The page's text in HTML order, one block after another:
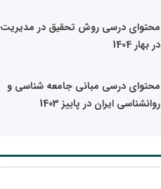
محتوای درسی روش تحقیق در مدیریت
در بهار 1404
محتوای درسی مبانی جامعه شناسی و
روانشناسی ایران در پاییز 1403